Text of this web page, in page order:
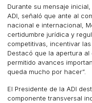
Durante su mensaje
ADI, señaló que ante al
nacional e internacional,
certidumbre jurídica y
competitivas, incentivar
Destacó que la apertura
permitido avances
queda mucho por hacer”.
El Presidente de la ADI
componente transversal